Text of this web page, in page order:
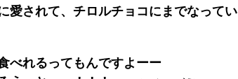
愛されて、チロルチョコにまでなってい
べれるってもんですよーー